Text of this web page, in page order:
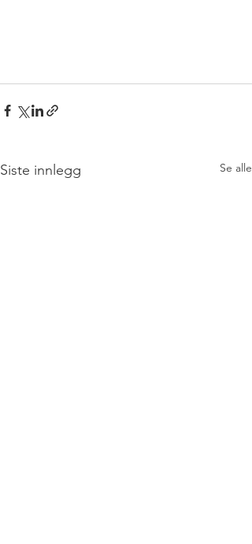
Siste innlegg Se alle